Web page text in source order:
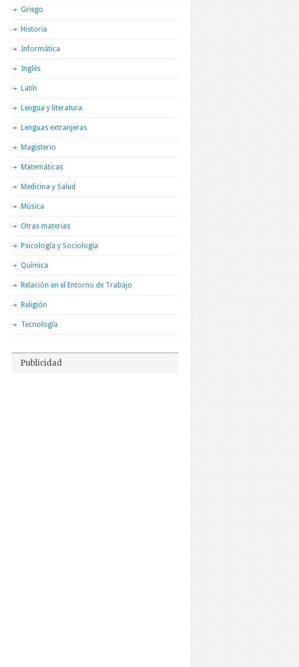
Griego
Historia
Informática
Inglés
Latín
Lengua y literatura
Lenguas extranjeras
Magisterio
Matemáticas
Medicina y Salud
Música
Otras materias
Psicología y Sociología
Química
Relación en el Entorno de Trabajo
Religión
Tecnología
Publicidad